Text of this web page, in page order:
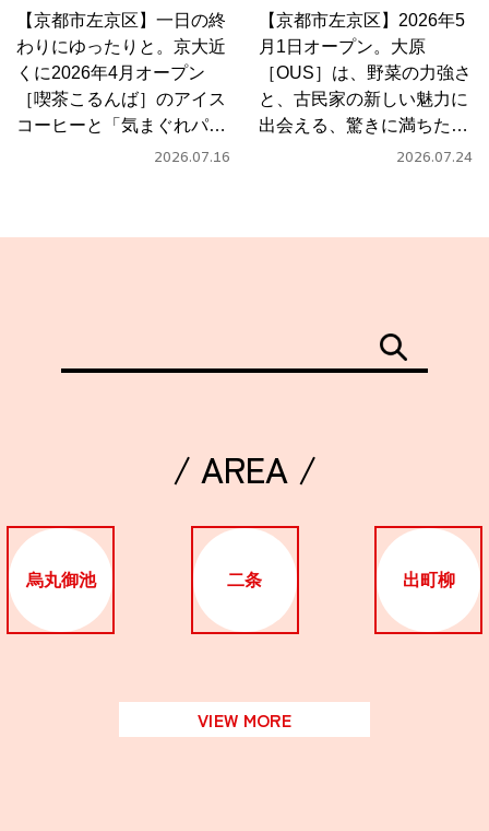
【京都市左京区】一日の終
わりにゆったりと。京大近
くに2026年4月オープン
［喫茶こるんば］のアイス
コーヒーと「気まぐれパス
2026.07.16
【京都市左京区】2026年5
月1日オープン。大原
［OUS］は、野菜の力強さ
と、古民家の新しい魅力に
出会える、驚きに満ちたカ
2026.07.24
/ AREA /
烏丸御池 二条 出町柳
VIEW MORE